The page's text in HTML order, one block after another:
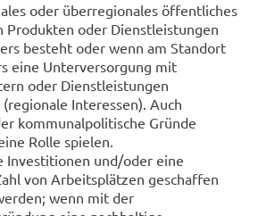
oder überregionales öffentliches
Produkten oder Dienstleistungen
besteht oder wenn am Standort
eine Unterversorgung mit
oder Dienstleistungen
Interessen). Auch
kommunalpolitische Gründe
Rolle spielen.
Investitionen und/oder eine
von Arbeitsplätzen geschaffen
wenn mit der